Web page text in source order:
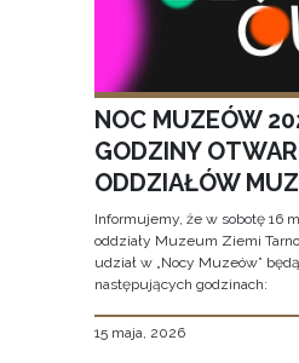
NOC MUZEÓW
GODZINY
ODDZIAŁÓW
Informujemy, że w sobotę 16
oddziały Muzeum Ziemi
udział w „Nocy Muzeów”
następujących godzinach:
15 maja, 2026